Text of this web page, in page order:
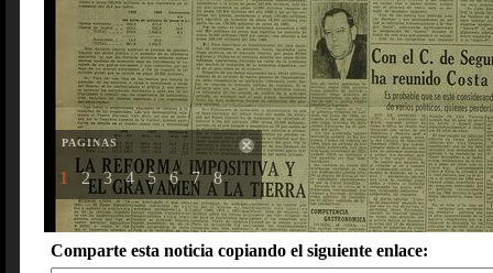
PAGINAS
1 2 3 4 5 6 7 8
Comparte esta noticia copiando el siguiente enlace: